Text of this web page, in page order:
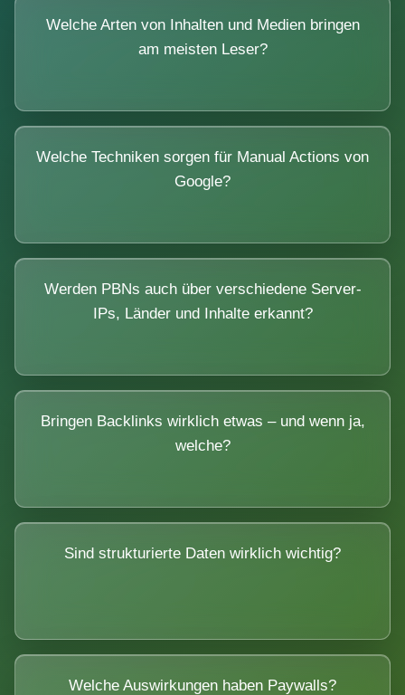
Welche Arten von Inhalten und Medien bringen
am meisten Leser?
Welche Techniken sorgen für Manual Actions von
Google?
Werden PBNs auch über verschiedene Server-
IPs, Länder und Inhalte erkannt?
Bringen Backlinks wirklich etwas – und wenn ja,
welche?
Sind strukturierte Daten wirklich wichtig?
Welche Auswirkungen haben Paywalls?